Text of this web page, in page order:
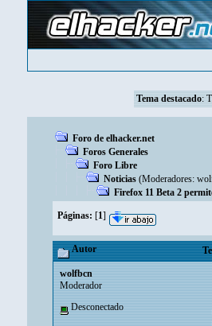
Tema destacado:
Foro de elhacker.net
Foros Generales
Foro Libre
Noticias (Moderadores:
Firefox 11 Beta 2
Páginas: [1]
Autor
wolfbcn
Moderador
Desconectado